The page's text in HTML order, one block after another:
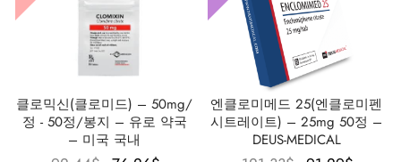
클로믹신(클로미드) – 50mg/
정 - 50정/봉지 – 유로 약국
– 미국 국내
엔클로미메드 25(엔클로미펜
시트레이트) – 25mg 50정 –
DEUS-MEDICAL